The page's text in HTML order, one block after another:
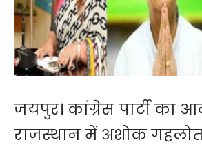
जयपुर। कांग्रेस पार्टी का
राजस्थान में अशोक